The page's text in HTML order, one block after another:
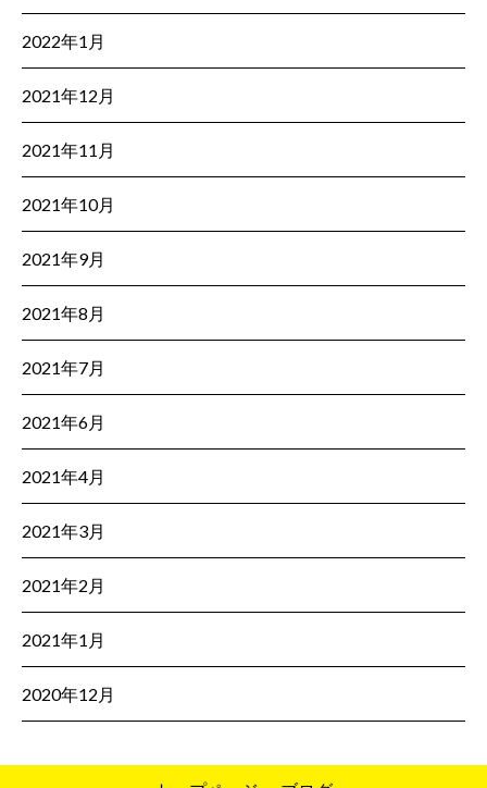
2022年1月
2021年12月
2021年11月
2021年10月
2021年9月
2021年8月
2021年7月
2021年6月
2021年4月
2021年3月
2021年2月
2021年1月
2020年12月